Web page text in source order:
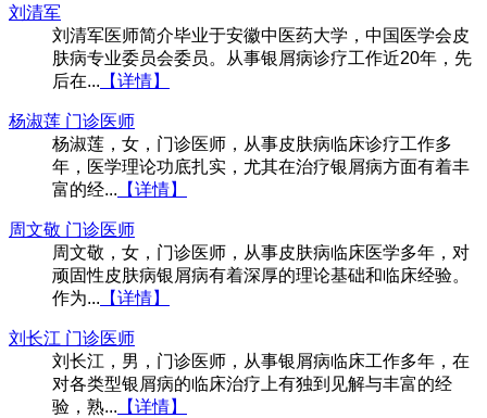
刘清军
刘清军医师简介毕业于安徽中医药大学，中国医学会皮
肤病专业委员会委员。从事银屑病诊疗工作近20年，先
后在... 【详情】
杨淑莲 门诊医师
杨淑莲，女，门诊医师，从事皮肤病临床诊疗工作多
年，医学理论功底扎实，尤其在治疗银屑病方面有着丰
富的经... 【详情】
周文敬 门诊医师
周文敬，女，门诊医师，从事皮肤病临床医学多年，对
顽固性皮肤病银屑病有着深厚的理论基础和临床经验。
作为... 【详情】
刘长江 门诊医师
刘长江，男，门诊医师，从事银屑病临床工作多年，在
对各类型银屑病的临床治疗上有独到见解与丰富的经
验，熟... 【详情】